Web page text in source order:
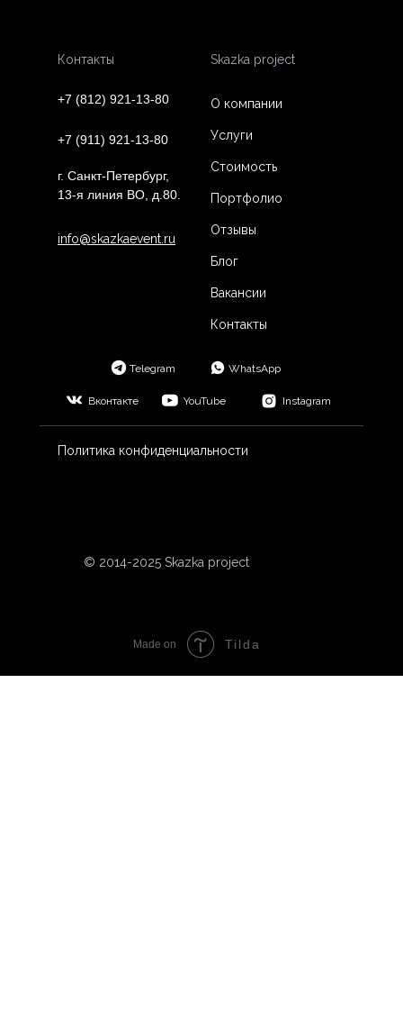
О компании
Контакты
Услуги
Стоимость
г. Санкт-Петербург,
13-я линия ВО, д.80.
Портфолио
Отзывы
+7 (812) 921-13-80
+7 (911) 921-13-80
info@skazkaevent.ru
Skazka project
© 2014-2025 Skazka project
Политика конфиденциальности
Вакансии
Блог
Instagram
WhatsApp
Telegram
YouTube
Вконтакте
Контакты
Made on Tilda